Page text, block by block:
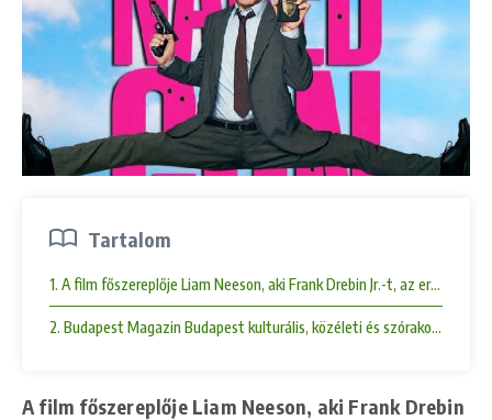
Tartalom
1. A film főszereplője Liam Neeson, aki Frank Drebin Jr.-t, az eredeti
2. Budapest Magazin Budapest kulturális, közéleti és szórakoztató
A film főszereplője Liam Neeson, aki Frank Drebin